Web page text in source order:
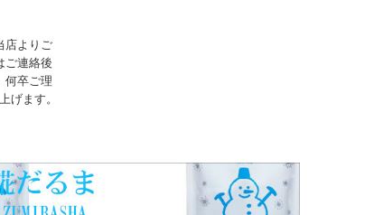
店よりご
ご連絡後
何卒ご理
げます。